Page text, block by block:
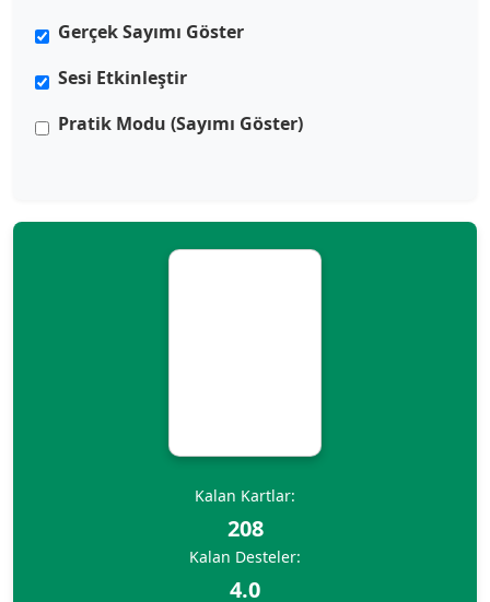
Gerçek Sayımı Göster
Sesi Etkinleştir
Pratik Modu (Sayımı Göster)
Kalan Kartlar:
208
Kalan Desteler:
4.0